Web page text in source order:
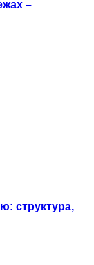
–
структура,